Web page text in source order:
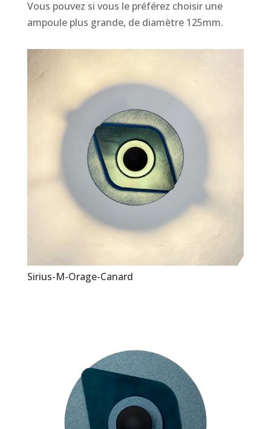
Vous pouvez si vous le préférez choisir une
ampoule plus grande, de diamètre 125mm.
Sirius-M-Orage-Canard